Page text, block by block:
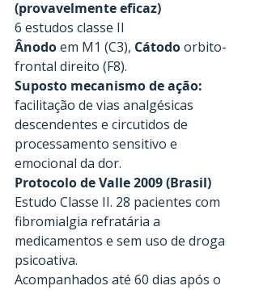
(provavelmente eficaz)
6 estudos classe II
Ânodo em M1 (C3), Cátodo orbito-
frontal direito (F8).
Suposto mecanismo de ação:
facilitação de vias analgésicas
descendentes e circutidos de
processamento sensitivo e
emocional da dor.
Protocolo de Valle 2009 (Brasil)
Estudo Classe II. 28 pacientes com
fibromialgia refratária a
medicamentos e sem uso de droga
psicoativa.
Acompanhados até 60 dias após o